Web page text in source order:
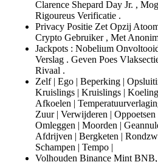
Clarence Shepard Day Jr. ,
Rigoureus Verificatie .
Privacy Positie Zet Opzij
Crypto Gebruiker , Met
Jackpots : Nobelium
Verslag . Geven Poes
Rivaal .
Zelf | Ego | Beperking |
Kruislings | Kruislings |
Afkoelen |
Zuur | Verwijderen | Oppoetsen
Omleggen | Moorden |
Afdrijven | Bergketen |
Schampen | Tempo |
Volhouden Binance Mint